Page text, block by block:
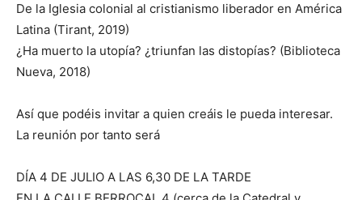
De la Iglesia colonial al cristianismo liberador en América
Latina (Tirant, 2019)
¿Ha muerto la utopía? ¿triunfan las distopías? (Biblioteca
Nueva, 2018)
Así que podéis invitar a quien creáis le pueda interesar.
La reunión por tanto será
DÍA 4 DE JULIO A LAS 6,30 DE LA TARDE